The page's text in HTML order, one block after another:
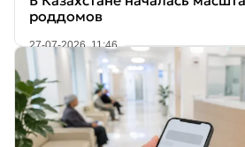
роддомов
27-07-2026, 11:46